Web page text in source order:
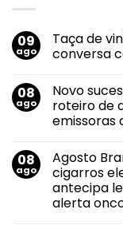
09
ago
Taça de
conversa
em
Taça
de
vinho
O
álcool
também
conversa
com
a
08
ago
Novo
roteiro de
emissoras
em
Novo
sucesso
de
Evandro
Jr.
08
ago
Agosto
cigarros
antecipa
alerta